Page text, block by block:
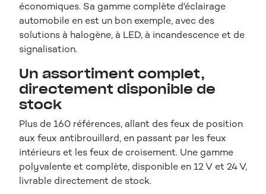
économiques. Sa gamme complète d'éclairage
automobile en est un bon exemple, avec des
solutions à halogène, à LED, à incandescence et de
signalisation.
Un assortiment complet,
directement disponible de
stock
Plus de 160 références, allant des feux de position
aux feux antibrouillard, en passant par les feux
intérieurs et les feux de croisement. Une gamme
polyvalente et complète, disponible en 12 V et 24 V,
livrable directement de stock.